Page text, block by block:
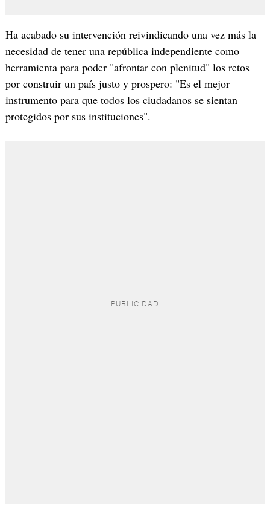
Ha acabado su intervención reivindicando una vez más la
necesidad de tener una república independiente como
herramienta para poder "afrontar con plenitud" los retos
por construir un país justo y prospero: "Es el mejor
instrumento para que todos los ciudadanos se sientan
protegidos por sus instituciones".